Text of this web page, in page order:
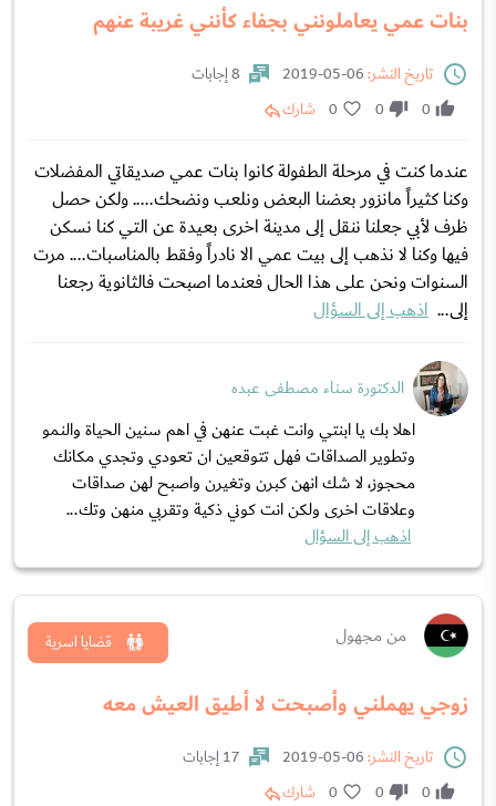
بنات عمي يعاملونني بجفاء كأنني غريبة عنهم
تاريخ النشر:
8 إجابات
0
0
0 شارك
عندما كنت في مرحلة الطفولة كانوا بنات عمي صديقاتي المفضلات
وكنا كثيراً مانزور بعضنا البعض ونلعب ونضحك..... ولكن حصل
ظرف لأبي جعلنا ننقل إلى مدينة اخرى بعيدة عن التي كنا نسكن
فيها وكنا لا نذهب إلى بيت عمي الا نادراً وفقط بالمناسبات.... مرت
السنوات ونحن على هذا الحال فعندما اصبحت فالثانوية رجعنا
إلى... اذهب إلى السؤال
الدكتورة سناء مصطفى عبده
اهلا بك يا ابنتي وانت غبت عنهن في اهم سنين الحياة والنمو
وتطوير الصداقات فهل تتوقعين ان تعودي وتجدي مكانك
محجوز، لا شك انهن كبرن وتغيرن واصبح لهن صداقات
وعلاقات اخرى ولكن انت كوني ذكية وتقربي منهن وتك...
اذهب إلى السؤال
من مجهول
زوجي يهملني وأصبحت لا أطيق العيش معه
قضايا اسرية
تاريخ النشر:
17 إجابات
0
0
0 شارك